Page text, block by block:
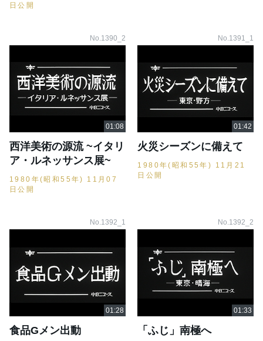
日公開
No.1390_2
西洋美術の源流 ~イタリ
ア・ルネッサンス展~
1980年(昭和55年) 11月07
日公開
No.1391_1
火災シーズンに備えて
1980年(昭和55年) 11月21
日公開
No.1392_1
食品Gメン出動
No.1392_2
「ふじ」南極へ